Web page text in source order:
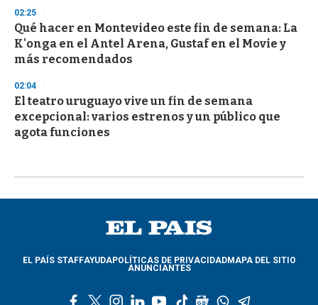
02:25
Qué hacer en Montevideo este fin de semana: La
K'onga en el Antel Arena, Gustaf en el Movie y
más recomendados
02:04
El teatro uruguayo vive un fin de semana
excepcional: varios estrenos y un público que
agota funciones
EL PAÍS STAFFAYUDAPOLÍTICAS DE PRIVACIDADMAPA DEL SITIO
ANUNCIANTES
l y t g w